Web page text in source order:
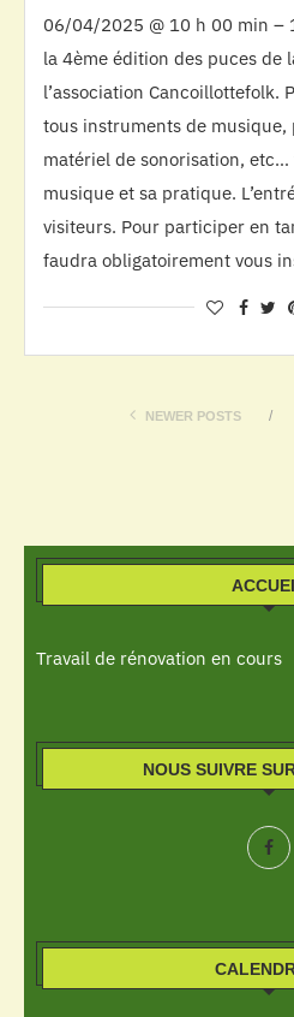
06/04/2025 @ 10 h 00 min –
la 4ème édition des puces de
l’association Cancoillottefolk.
tous instruments de musique,
matériel de sonorisation,
musique et sa pratique.
visiteurs. Pour participer en
faudra obligatoirement vous
NEWER POSTS
Travail de rénovation en cours
NOUS SUIVRE